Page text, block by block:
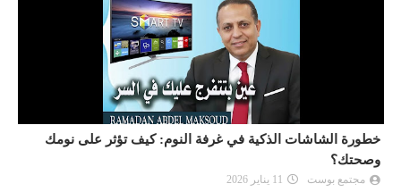
خطورة الشاشات الذكية في غرفة النوم: كيف تؤثر على نومك
وصحتك؟
مجتمع بوست 11 يناير 2026